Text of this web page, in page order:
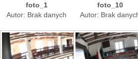
foto_1
Autor: Brak danych
foto_10
Autor: Brak